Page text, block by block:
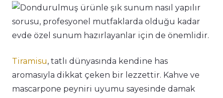
Tiramisu, tatlı dünyasında kendine has
aromasıyla dikkat çeken bir lezzettir. Kahve ve
mascarpone peyniri uyumu sayesinde damak